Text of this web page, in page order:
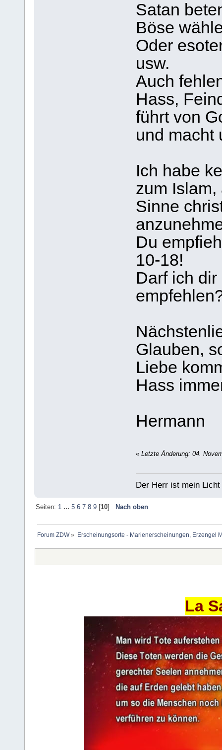
Satan
Böse
Oder
usw.
Auch
Hass,
führt von
und macht
Ich habe
zum
Sinne
Du
10-18!
Darf ich
Glauben,
Liebe
Hass
Hermann
« Letzte Änderung: 04.
Der Herr ist mein
Seiten: 1 ... 5 6 7 8 9[10] Nach oben
Forum ZDW» Erscheinungsorte - Marienerscheinungen, Erzengel
La